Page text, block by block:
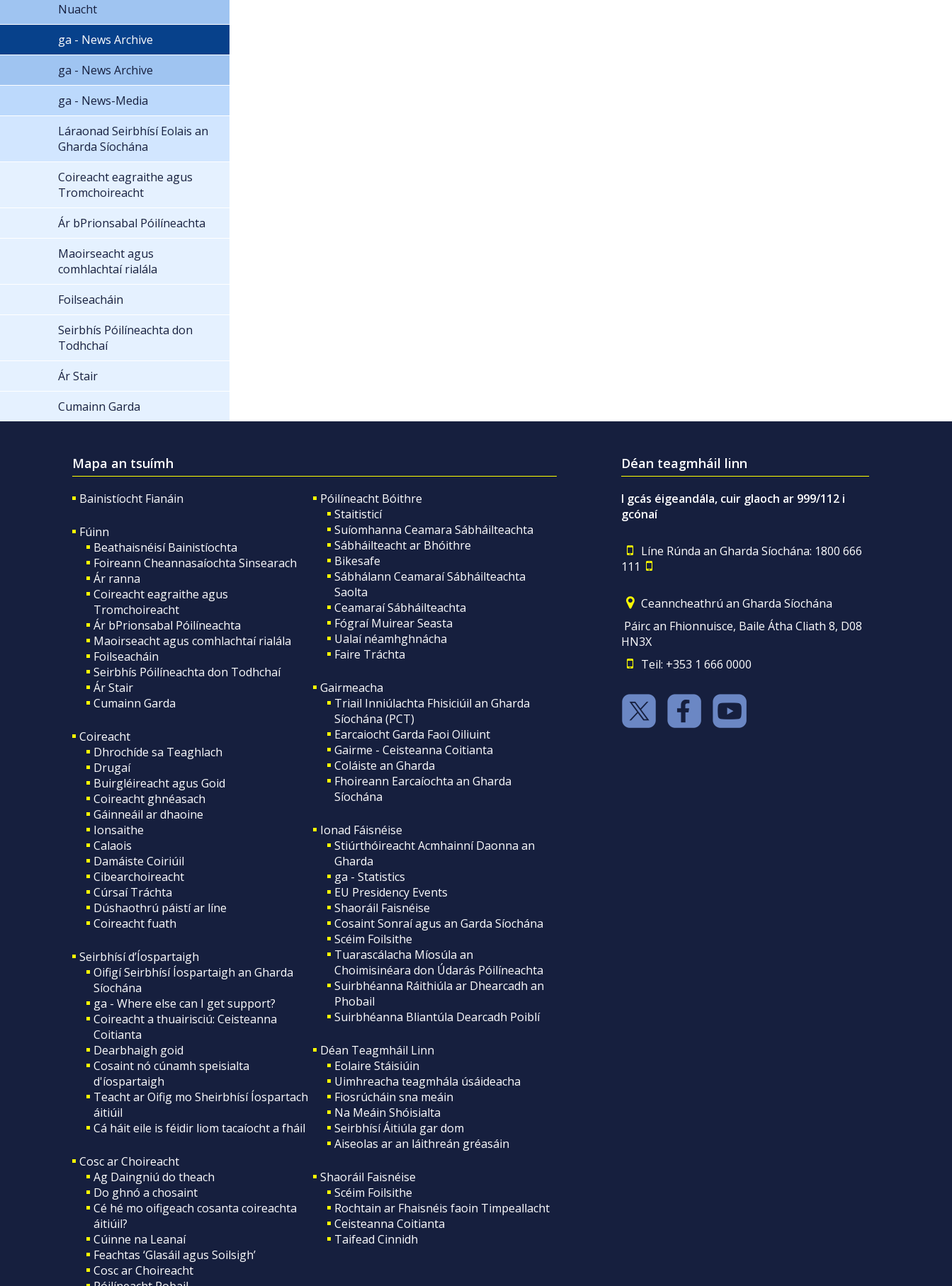
Nuacht
ga - News Archive
ga - News Archive
ga - News-Media
Láraonad Seirbhísí Eolais an
Gharda Síochána
Coireacht eagraithe agus
Tromchoireacht
Ár bPrionsabal Póilíneachta
Maoirseacht agus
comhlachtaí rialála
Foilseacháin
Seirbhís Póilíneachta don
Todhchaí
Ár Stair
Cumainn Garda
Mapa an tsuímh
Bainistíocht Fianáin
Fúinn
Beathaisnéisí Bainistíochta
Foireann Cheannasaíochta Sinsearach
Ár ranna
Coireacht eagraithe agus
Tromchoireacht
Ár bPrionsabal Póilíneachta
Maoirseacht agus comhlachtaí rialála
Foilseacháin
Seirbhís Póilíneachta don Todhchaí
Ár Stair
Cumainn Garda
Coireacht
Dhrochíde sa Teaghlach
Drugaí
Buirgléireacht agus Goid
Coireacht ghnéasach
Gáinneáil ar dhaoine
Ionsaithe
Calaois
Damáiste Coiriúil
Cibearchoireacht
Cúrsaí Tráchta
Dúshaothrú páistí ar líne
Coireacht fuath
Seirbhísí d’Íospartaigh
Oifigí Seirbhísí Íospartaigh an Gharda
Síochána
ga - Where else can I get support?
Coireacht a thuairisciú: Ceisteanna
Coitianta
Dearbhaigh goid
Cosaint nó cúnamh speisialta
d'íospartaigh
Teacht ar Oifig mo Sheirbhísí Íospartach
áitiúil
Cá háit eile is féidir liom tacaíocht a fháil
Cosc ar Choireacht
Ag Daingniú do theach
Do ghnó a chosaint
Cé hé mo oifigeach cosanta coireachta
áitiúil?
Cúinne na Leanaí
Feachtas ‘Glasáil agus Soilsigh’
Cosc ar Choireacht
Póilíneacht Bóithre
Staitisticí
Suíomhanna Ceamara Sábháilteachta
Sábháilteacht ar Bhóithre
Bikesafe
Sábhálann Ceamaraí Sábháilteachta
Saolta
Ceamaraí Sábháilteachta
Fógraí Muirear Seasta
Ualaí néamhghnácha
Faire Tráchta
Gairmeacha
Triail Inniúlachta Fhisiciúil an Gharda
Síochána (PCT)
Earcaiocht Garda Faoi Oiliuint
Gairme - Ceisteanna Coitianta
Coláiste an Gharda
Fhoireann Earcaíochta an Gharda
Síochána
Ionad Fáisnéise
Stiúrthóireacht Acmhainní Daonna an
Gharda
ga - Statistics
EU Presidency Events
Shaoráil Faisnéise
Cosaint Sonraí agus an Garda Síochána
Scéim Foilsithe
Tuarascálacha Míosúla an
Choimisinéara don Údarás Póilíneachta
Suirbhéanna Ráithiúla ar Dhearcadh an
Phobail
Suirbhéanna Bliantúla Dearcadh Poiblí
Déan Teagmháil Linn
Eolaire Stáisiúin
Uimhreacha teagmhála úsáideacha
Fiosrúcháin sna meáin
Na Meáin Shóisialta
Seirbhísí Áitiúla gar dom
Aiseolas ar an láithreán gréasáin
Shaoráil Faisnéise
Scéim Foilsithe
Rochtain ar Fhaisnéis faoin Timpeallacht
Ceisteanna Coitianta
Taifead Cinnidh
Déan teagmháil linn
I gcás éigeandála, cuir glaoch ar 999/112 i
gcónaí
Líne Rúnda an Gharda Síochána: 1800 666
111
Ceanncheathrú an Gharda Síochána
Páirc an Fhionnuisce, Baile Átha Cliath 8, D08
HN3X
Teil: +353 1 666 0000